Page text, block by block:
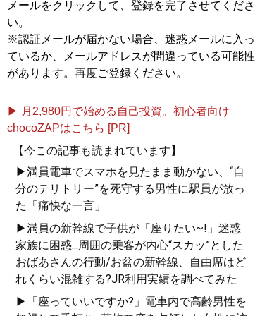
メールをクリックして、登録を完了させてくださ
い。
※認証メールが届かない場合、迷惑メールに入っ
ているか、メールアドレスが間違っている可能性
があります。再度ご登録ください。
▶ 月2,980円で始める自己投資。初心者向け
chocoZAPはこちら [PR]
【今この記事も読まれています】
▶満員電車でスマホを見たまま動かない、“自
分のテリトリー”を死守する男性に駅員が放っ
た「痛快な一言」
▶満員の新幹線で子供が「座りたい~!」迷惑
家族に困惑...周囲の乗客が内心“スカッ”とした
おばあさんの行動/お盆の新幹線、自由席はど
れくらい混雑する?JR利用実績を調べてみた
▶「座っていいですか?」電車内で高齢男性を